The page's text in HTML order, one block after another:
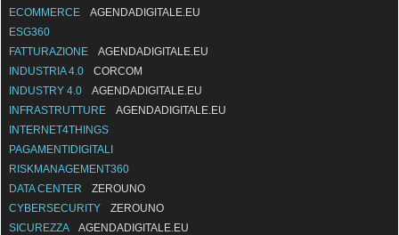
CYBERSECURITY360
DOCUMENTI
ECOMMERCE AGENDADIGITALE.EU
ESG360
FATTURAZIONE
AGENDADIGITALE.EU
INDUSTRIA 4.0 CORCOM
INDUSTRY 4.0 AGENDADIGITALE.EU
INFRASTRUTTURE
AGENDADIGITALE.EU
INTERNET4THINGS
PAGAMENTIDIGITALI
RISKMANAGEMENT360
DATA CENTER ZEROUNO